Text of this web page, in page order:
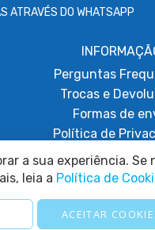
ATRAVÉS DO WHATSAPP
Perguntas
Trocas e
Formas de
Política de
Termos e
Política de
Resolução de
a sua experiência.
leia a Política de
ACEITAR